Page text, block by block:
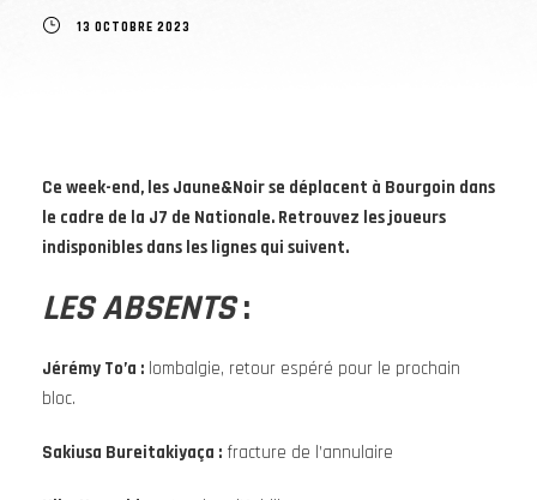
13 OCTOBRE 2023
Ce week-end, les Jaune&Noir se déplacent à Bourgoin dans
le cadre de la J7 de Nationale. Retrouvez les joueurs
indisponibles dans les lignes qui suivent.
LES ABSENTS:
Jérémy To’a : lombalgie, retour espéré pour le prochain
bloc.
Sakiusa Bureitakiyaça : fracture de l’annulaire